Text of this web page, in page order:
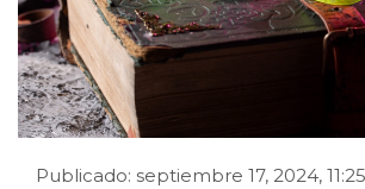
Publicado: septiembre 17, 2024,